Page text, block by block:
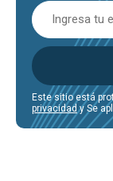
Este sitio está
privacidad y Se